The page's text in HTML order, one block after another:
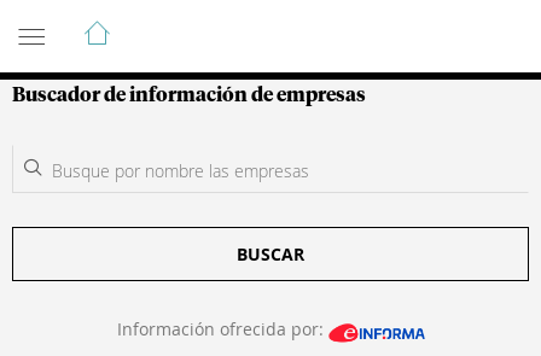
Guía de Empresas Colombianas
Buscador de información de empresas
BUSCAR
Información ofrecida por: